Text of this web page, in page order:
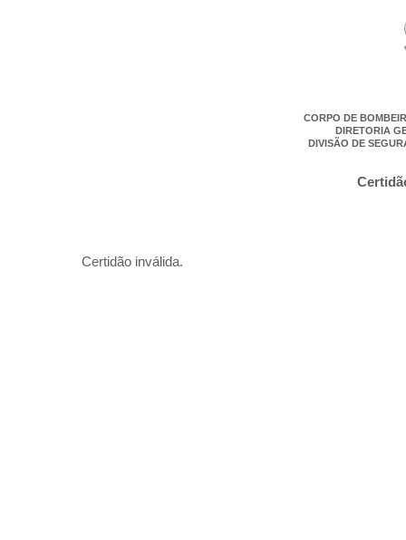
CORPO DE
DIRETORIA
DIVISÃO DE
Certidão inválida.